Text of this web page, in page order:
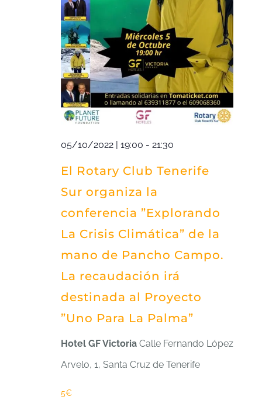
05/10/2022 | 19:00 - 21:30
El Rotary Club Tenerife
Sur organiza la
conferencia ”Explorando
La Crisis Climática” de la
mano de Pancho Campo.
La recaudación irá
destinada al Proyecto
”Uno Para La Palma”
Hotel GF Victoria Calle Fernando López
Arvelo, 1, Santa Cruz de Tenerife
5€